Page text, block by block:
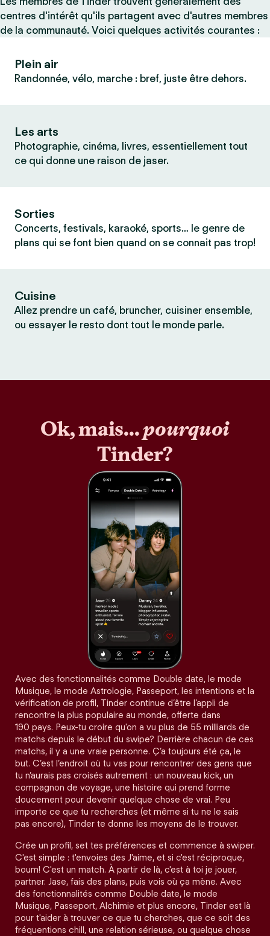
centres d'intérêt qu'ils partagent avec d'autres membres
de la communauté. Voici quelques activités courantes :
Plein air
Randonnée, vélo, marche : bref, juste être dehors.
Les arts
Photographie, cinéma, livres, essentiellement tout
ce qui donne une raison de jaser.
Sorties
Concerts, festivals, karaoké, sports… le genre de
plans qui se font bien quand on se connait pas trop!
Cuisine
Allez prendre un café, bruncher, cuisiner ensemble,
ou essayer le resto dont tout le monde parle.
Ok, mais...pourquoi
Tinder?
Avec des fonctionnalités comme Double date, le mode
Musique, le mode Astrologie, Passeport, les intentions et la
vérification de profil, Tinder continue d’être l’appli de
rencontre la plus populaire au monde, offerte dans
190 pays. Peux-tu croire qu'on a vu plus de 55 milliards de
matchs depuis le début du swipe? Derrière chacun de ces
matchs, il y a une vraie personne. Ç’a toujours été ça, le
but. C’est l’endroit où tu vas pour rencontrer des gens que
tu n’aurais pas croisés autrement : un nouveau kick, un
compagnon de voyage, une histoire qui prend forme
doucement pour devenir quelque chose de vrai. Peu
importe ce que tu recherches (et même si tu ne le sais
pas encore), Tinder te donne les moyens de le trouver.
Crée un profil, set tes préférences et commence à swiper.
C'est simple : t'envoies des J'aime, et si c'est réciproque,
boum! C'est un match. À partir de là, c'est à toi je jouer,
partner. Jase, fais des plans, puis vois où ça mène. Avec
des fonctionnalités comme Double date, le mode
Musique, Passeport, Alchimie et plus encore, Tinder est là
pour t'aider à trouver ce que tu cherches, que ce soit des
fréquentions chill, une relation sérieuse, ou quelque chose